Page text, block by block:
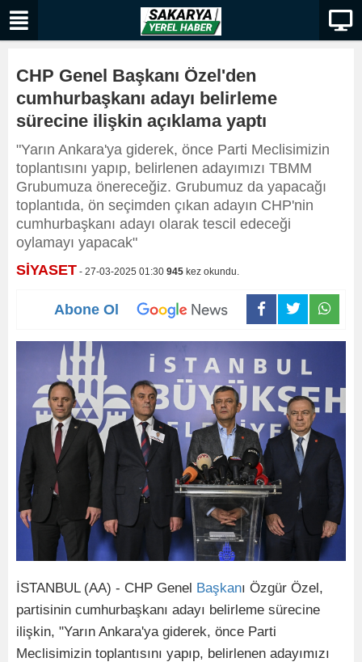
CHP Genel Başkanı Özel'den
cumhurbaşkanı adayı belirleme
sürecine ilişkin açıklama yaptı
"Yarın Ankara'ya giderek, önce Parti Meclisimizin
toplantısını yapıp, belirlenen adayımızı TBMM
Grubumuza önereceğiz. Grubumuz da yapacağı
toplantıda, ön seçimden çıkan adayın CHP'nin
cumhurbaşkanı adayı olarak tescil edeceği
oylamayı yapacak"
SİYASET - 27-03-2025 01:30 945 kez okundu.
Abone Ol
İSTANBUL (AA) - CHP Genel Başkanı Özgür Özel,
partisinin cumhurbaşkanı adayı belirleme sürecine
ilişkin, "Yarın Ankara'ya giderek, önce Parti
Meclisimizin toplantısını yapıp, belirlenen adayımızı